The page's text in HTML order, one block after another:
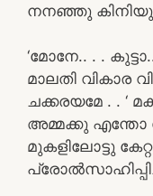
നനഞ്ഞു
‘മോനേ.. . .
മാലതി വികാര
ചക്കരയമേ . . ‘
അമ്മക്കു എന്തോ
മുകളിലോട്ടു